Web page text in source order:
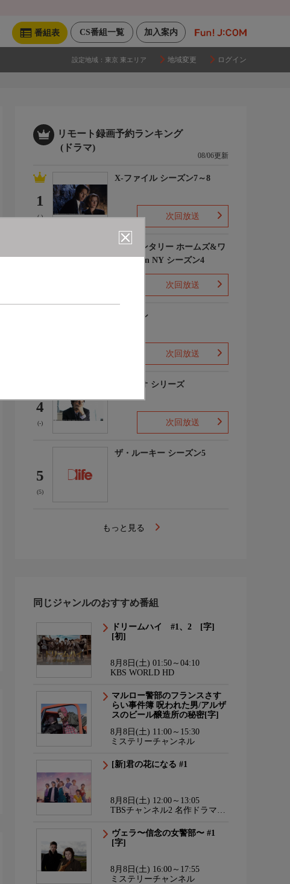
加入案内
CS番組一覧
番組表
設定地域： 東京 東エリア 地域変更 ログイン
リモート録画予約ランキング
(ドラマ)
08/06更新
1
(-)
X-ファイル シーズン7～8
次回放送
エレメンタリー ホームズ&ワ
トソン in NY シーズン4
次回放送
下山メシ
次回放送
4
(-)
ガリレオ シリーズ
次回放送
5
(5)
ザ・ルーキー シーズン5
もっと見る
同じジャンルのおすすめ番組
ドリームハイ #1、2 [字]
[初]
8月8日(土) 01:50～04:10
KBS WORLD HD
マルロー警部のフランスさす
らい事件簿 呪われた男/アルザ
スのビール醸造所の秘密[字]
8月8日(土) 11:00～15:30
ミステリーチャンネル
[新]君の花になる #1
8月8日(土) 12:00～13:05
TBSチャンネル2 名作ドラマ・
ヴェラ〜信念の女警部〜 #1
[字]
8月8日(土) 16:00～17:55
ミステリーチャンネル